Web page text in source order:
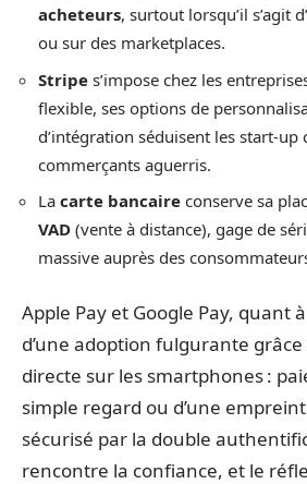
acheteurs, surtout lorsqu’il s’agit
ou sur des marketplaces.
Stripe s’impose chez les
flexible, ses options de
d’intégration séduisent les start-up
commerçants aguerris.
La carte bancaire conserve sa
VAD (vente à distance), gage de
massive auprès des
Apple Pay et Google Pay, quant
d’une adoption fulgurante
directe sur les smartphones :
simple regard ou d’une
sécurisé par la double
rencontre la confiance, et le